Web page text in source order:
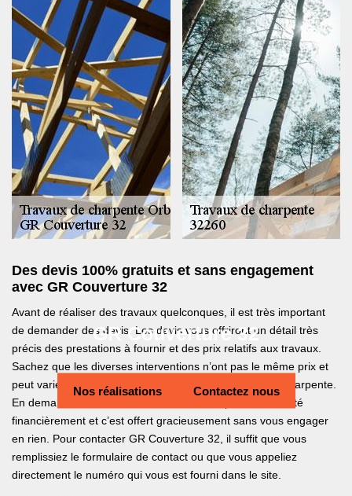
GR Couverture 32
Nos réalisations Contactez nous
Des devis 100% gratuits et sans engagement
avec GR Couverture 32
Avant de réaliser des travaux quelconques, il est très important
de demander des devis. Les devis vous offriront un détail très
précis des prestations à fournir et des prix relatifs aux travaux.
Sachez que les diverses interventions n’ont pas le même prix et
peut varier en fonction du type et de la forme de votre charpente.
En demandant des devis, vous serez ainsi plus en sécurité
financièrement et c’est offert gracieusement sans vous engager
en rien. Pour contacter GR Couverture 32, il suffit que vous
remplissiez le formulaire de contact ou que vous appeliez
directement le numéro qui vous est fourni dans le site.